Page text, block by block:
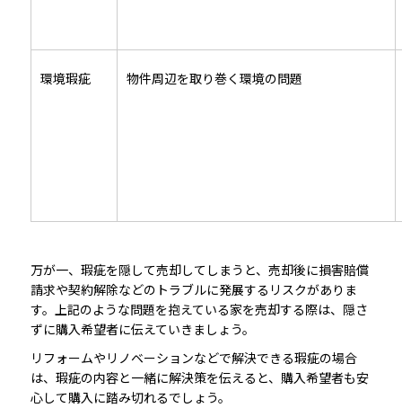
環境瑕疵 物件周辺を取り巻く環境の問題
万が一、瑕疵を隠して売却してしまうと、売却後に損害賠償
請求や契約解除などのトラブルに発展するリスクがありま
す。上記のような問題を抱えている家を売却する際は、隠さ
ずに購入希望者に伝えていきましょう。
リフォームやリノベーションなどで解決できる瑕疵の場合
は、瑕疵の内容と一緒に解決策を伝えると、購入希望者も安
心して購入に踏み切れるでしょう。